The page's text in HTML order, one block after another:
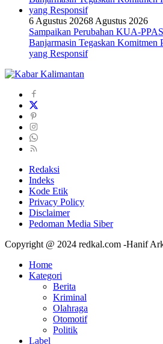
6 Agustus 20268 Agustus 2026
Sampaikan Perubahan KUA-
Banjarmasin Tegaskan Komitmen
yang Responsif
Redaksi
Indeks
Kode Etik
Privacy Policy
Disclaimer
Pedoman Media Siber
Copyright @ 2024 redkal.com -Hanif
Home
Kategori
Berita
Kriminal
Olahraga
Otomotif
Politik
Label